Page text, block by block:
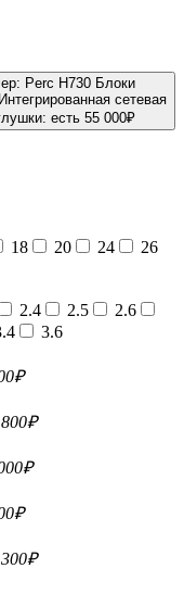
Perc H730 Блоки
Интегрированная сетевая
есть 55 000₽
18 20 24
26
2.4 2.5
2.6
3.6
₽
₽
₽
₽
₽